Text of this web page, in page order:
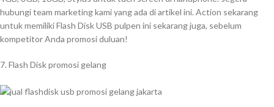
hubungi team marketing kami yang ada di artikel ini. Action sekarang
untuk memiliki Flash Disk USB pulpen ini sekarang juga, sebelum
kompetitor Anda promosi duluan!
7. Flash Disk promosi gelang